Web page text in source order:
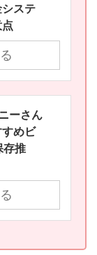
ステ
ーさん
めビ
存推